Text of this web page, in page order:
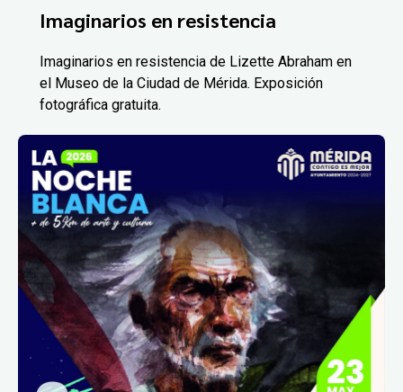
Imaginarios en resistencia
Imaginarios en resistencia de Lizette Abraham en
el Museo de la Ciudad de Mérida. Exposición
fotográfica gratuita.